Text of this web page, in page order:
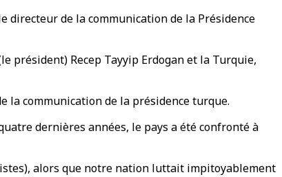
de la communication de la Présidence
président) Recep Tayyip Erdogan et la Turquie,
communication de la présidence turque.
dernières années, le pays a été confronté à
alors que notre nation luttait impitoyablement